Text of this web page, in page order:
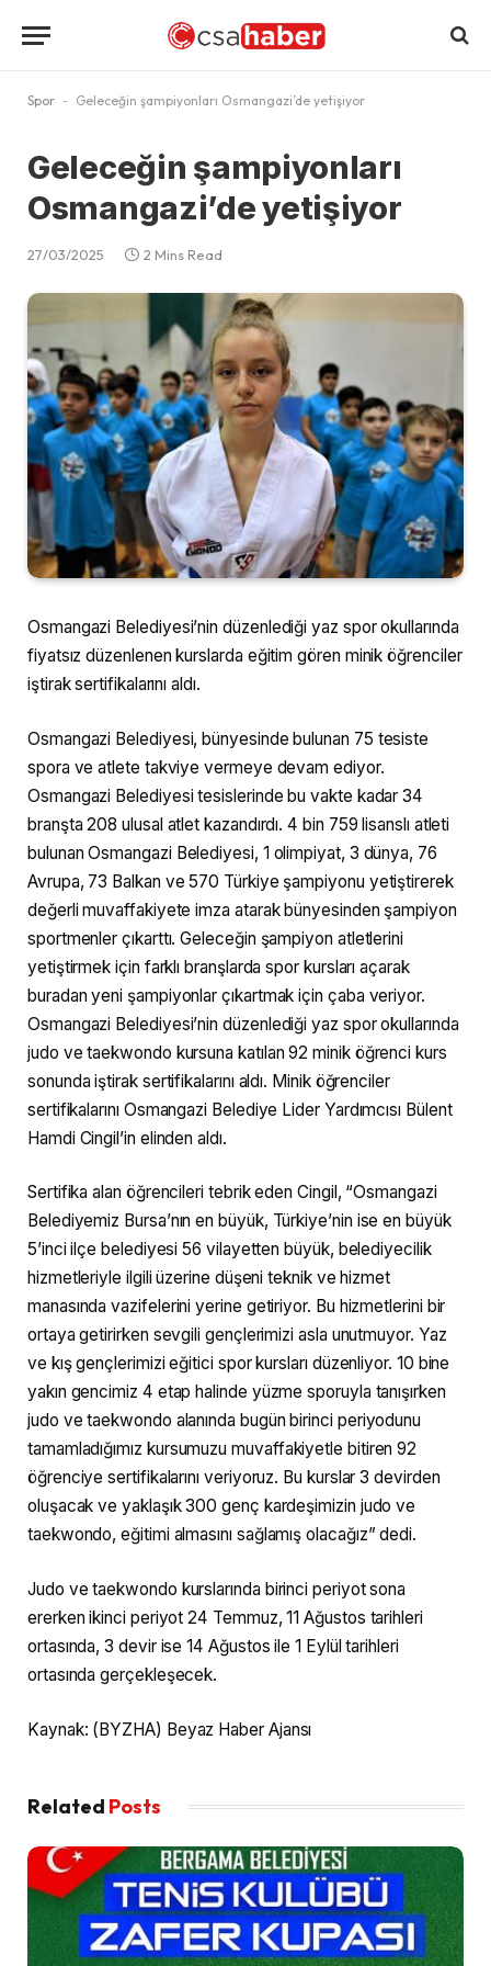
Spor - Geleceğin şampiyonları Osmangazi’de yetişiyor
Geleceğin şampiyonları
Osmangazi’de yetişiyor
27/03/2025 2 Mins Read
Osmangazi Belediyesi’nin düzenlediği yaz spor okullarında
fiyatsız düzenlenen kurslarda eğitim gören minik öğrenciler
iştirak sertifikalarını aldı.
Osmangazi Belediyesi, bünyesinde bulunan 75 tesiste
spora ve atlete takviye vermeye devam ediyor.
Osmangazi Belediyesi tesislerinde bu vakte kadar 34
branşta 208 ulusal atlet kazandırdı. 4 bin 759 lisanslı atleti
bulunan Osmangazi Belediyesi, 1 olimpiyat, 3 dünya, 76
Avrupa, 73 Balkan ve 570 Türkiye şampiyonu yetiştirerek
değerli muvaffakiyete imza atarak bünyesinden şampiyon
sportmenler çıkarttı. Geleceğin şampiyon atletlerini
yetiştirmek için farklı branşlarda spor kursları açarak
buradan yeni şampiyonlar çıkartmak için çaba veriyor.
Osmangazi Belediyesi’nin düzenlediği yaz spor okullarında
judo ve taekwondo kursuna katılan 92 minik öğrenci kurs
sonunda iştirak sertifikalarını aldı. Minik öğrenciler
sertifikalarını Osmangazi Belediye Lider Yardımcısı Bülent
Hamdi Cingil’in elinden aldı.
Sertifika alan öğrencileri tebrik eden Cingil, “Osmangazi
Belediyemiz Bursa’nın en büyük, Türkiye’nin ise en büyük
5’inci ilçe belediyesi 56 vilayetten büyük, belediyecilik
hizmetleriyle ilgili üzerine düşeni teknik ve hizmet
manasında vazifelerini yerine getiriyor. Bu hizmetlerini bir
ortaya getirirken sevgili gençlerimizi asla unutmuyor. Yaz
ve kış gençlerimizi eğitici spor kursları düzenliyor. 10 bine
yakın gencimiz 4 etap halinde yüzme sporuyla tanışırken
judo ve taekwondo alanında bugün birinci periyodunu
tamamladığımız kursumuzu muvaffakiyetle bitiren 92
öğrenciye sertifikalarını veriyoruz. Bu kurslar 3 devirden
oluşacak ve yaklaşık 300 genç kardeşimizin judo ve
taekwondo, eğitimi almasını sağlamış olacağız” dedi.
Judo ve taekwondo kurslarında birinci periyot sona
ererken ikinci periyot 24 Temmuz, 11 Ağustos tarihleri
ortasında, 3 devir ise 14 Ağustos ile 1 Eylül tarihleri
ortasında gerçekleşecek.
Kaynak: (BYZHA) Beyaz Haber Ajansı
Related Posts